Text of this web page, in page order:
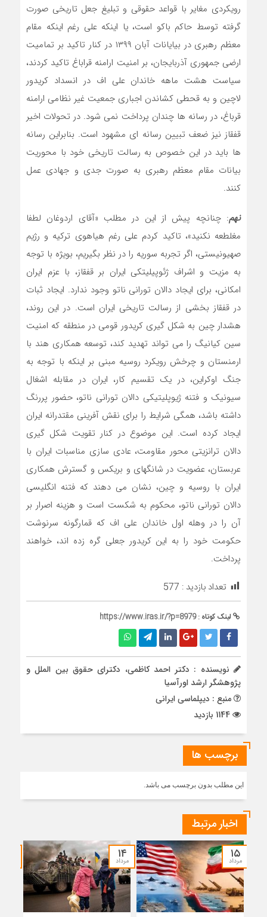
رویکردی مغایر با قواعد حقوقی و تبلیغ جعل تاریخی صورت
گرفته توسط حاکم باکو است، یا اینکه علی رغم اینکه مقام
معظم رهبری در بیایانات آبان ۱۳۹۹ در کنار تاکید بر تمامیت
ارضی جمهوری آذربایجان، بر امنیت ارامنه قراباغ تاکید کردند،
سیاست هشت ماهه خاندان علی اف در انسداد کریدور
لاچین و به قحطی کشاندن اجباری جمعیت غیر نظامی ارامنه
قرباغ، در رسانه ها چندان پرداخت نمی شود. در تحولات اخیر
قفقاز نیز ضعف تبیین رسانه ای مشهود است. بنابراین رسانه
ها باید در این خصوص به رسالت تاریخی خود با محوریت
بیانات مقام معظم رهبری به صورت جدی و جهادی عمل
کنند.
نهم: چنانچه پیش از این در مطلب «آقای اردوغان لطفا
مغلطعه نکنید»، تاکید کردم علی رغم هیاهوی ترکیه و رژیم
صهیونیستی، اگر تجربه سوریه را در نظر بگیریم، بویژه با توجه
به مزیت و اشراف ژئوپیلیتکی ایران بر قفقاز، با عزم ایران
امکانی، برای ایجاد دالان تورانی ناتو وجود ندارد. ایجاد ثبات
در قفقاز بخشی از رسالت تاریخی ایران است. در این روند،
هشدار چین به شکل گیری کریدور قومی در منطقه که امنیت
سین کیانیگ را می تواند تهدید کند، توسعه همکاری هند با
ارمنستان و چرخش رویکرد روسیه مبنی بر اینکه با توجه به
جنگ اوکراین، در یک تقسیم کار، ایران در مقابله اشغال
سیونیک و فتنه ژیوپلیتیکی دالان تورانی ناتو، حضور پررنگ
داشته باشد، همگی شرایط را برای نقش آفرینی مقتدرانه ایران
ایجاد کرده است. این موضوع در کنار تقویت شکل گیری
دالان ترانزیتی محور مقاومت، عادی سازی مناسبات ایران با
عربستان، عضویت در شانگهای و بریکس و گسترش همکاری
ایران با روسیه و چین، نشان می دهند که فتنه انگلیسی
دالان تورانی ناتو، محکوم به شکست است و هزینه اصرار بر
آن را در وهله اول خاندان علی اف که قمارگونه سرنوشت
حکومت خود را به این کریدور جعلی گره زده اند، خواهند
پرداخت.
تعداد بازدید : 577
لینک کوتاه :https://www.iras.ir/?p=8979
نویسنده : دکتر احمد کاظمی، دکترای حقوق بین الملل و
پژوهشگر ارشد اورآسیا
منبع : دیپلماسی ایرانی
برچسب ها
این مطلب بدون برچسب می باشد.
اخبار مرتبط
۱۵
مرداد ۱۴
مرداد